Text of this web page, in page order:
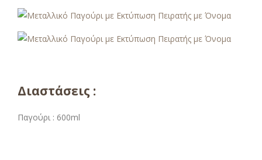
Διαστάσεις :
Παγούρι : 600ml